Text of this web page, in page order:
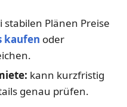
stabilen Plänen Preise
kaufen oder
kann kurzfristig
genau prüfen.